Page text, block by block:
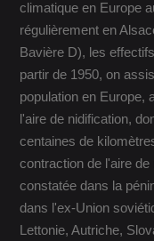
climatique en Europe
régulièrement en
Bavière D), les
partir de 1950, on
population en Europe,
l'aire de nidification,
centaines de
contraction de l'aire
constatée dans la
dans l'ex-Union
Lettonie, Autriche,